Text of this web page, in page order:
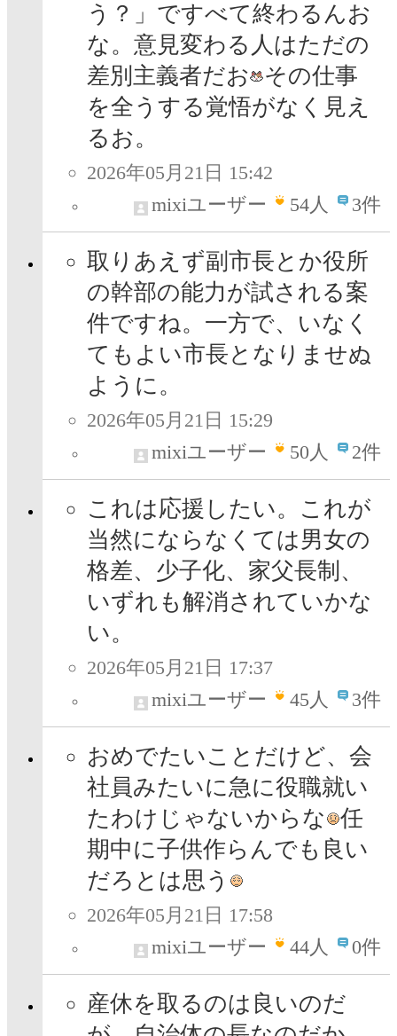
う？」ですべて終わるんお
な。意見変わる人はただの
差別主義者だお
その仕事
を全うする覚悟がなく見え
るお。
2026年05月21日 15:42
mixiユーザー
54人 3件
取りあえず副市長とか役所
の幹部の能力が試される案
件ですね。一方で、いなく
てもよい市長となりませぬ
ように。
2026年05月21日 15:29
mixiユーザー
50人 2件
これは応援したい。これが
当然にならなくては男女の
格差、少子化、家父長制、
いずれも解消されていかな
い。
2026年05月21日 17:37
mixiユーザー
45人 3件
おめでたいことだけど、会
社員みたいに急に役職就い
たわけじゃないからな
任
期中に子供作らんでも良い
だろとは思う
2026年05月21日 17:58
mixiユーザー
44人 0件
産休を取るのは良いのだ